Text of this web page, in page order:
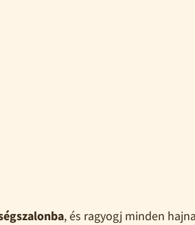
, és ragyogj minden